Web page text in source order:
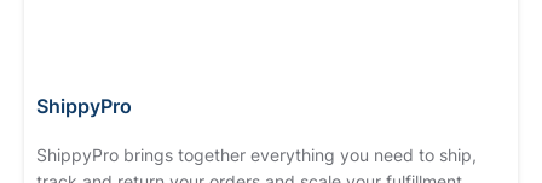
ShippyPro
ShippyPro brings together everything you need to ship,